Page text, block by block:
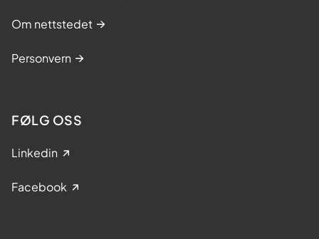
Om nettstedet
Personvern
FØLG OSS
Linkedin
Facebook